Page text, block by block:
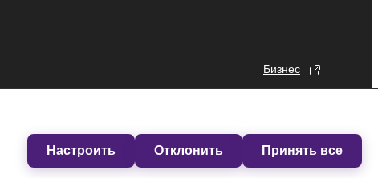
Бизнес
Настроить Отклонить Принять все